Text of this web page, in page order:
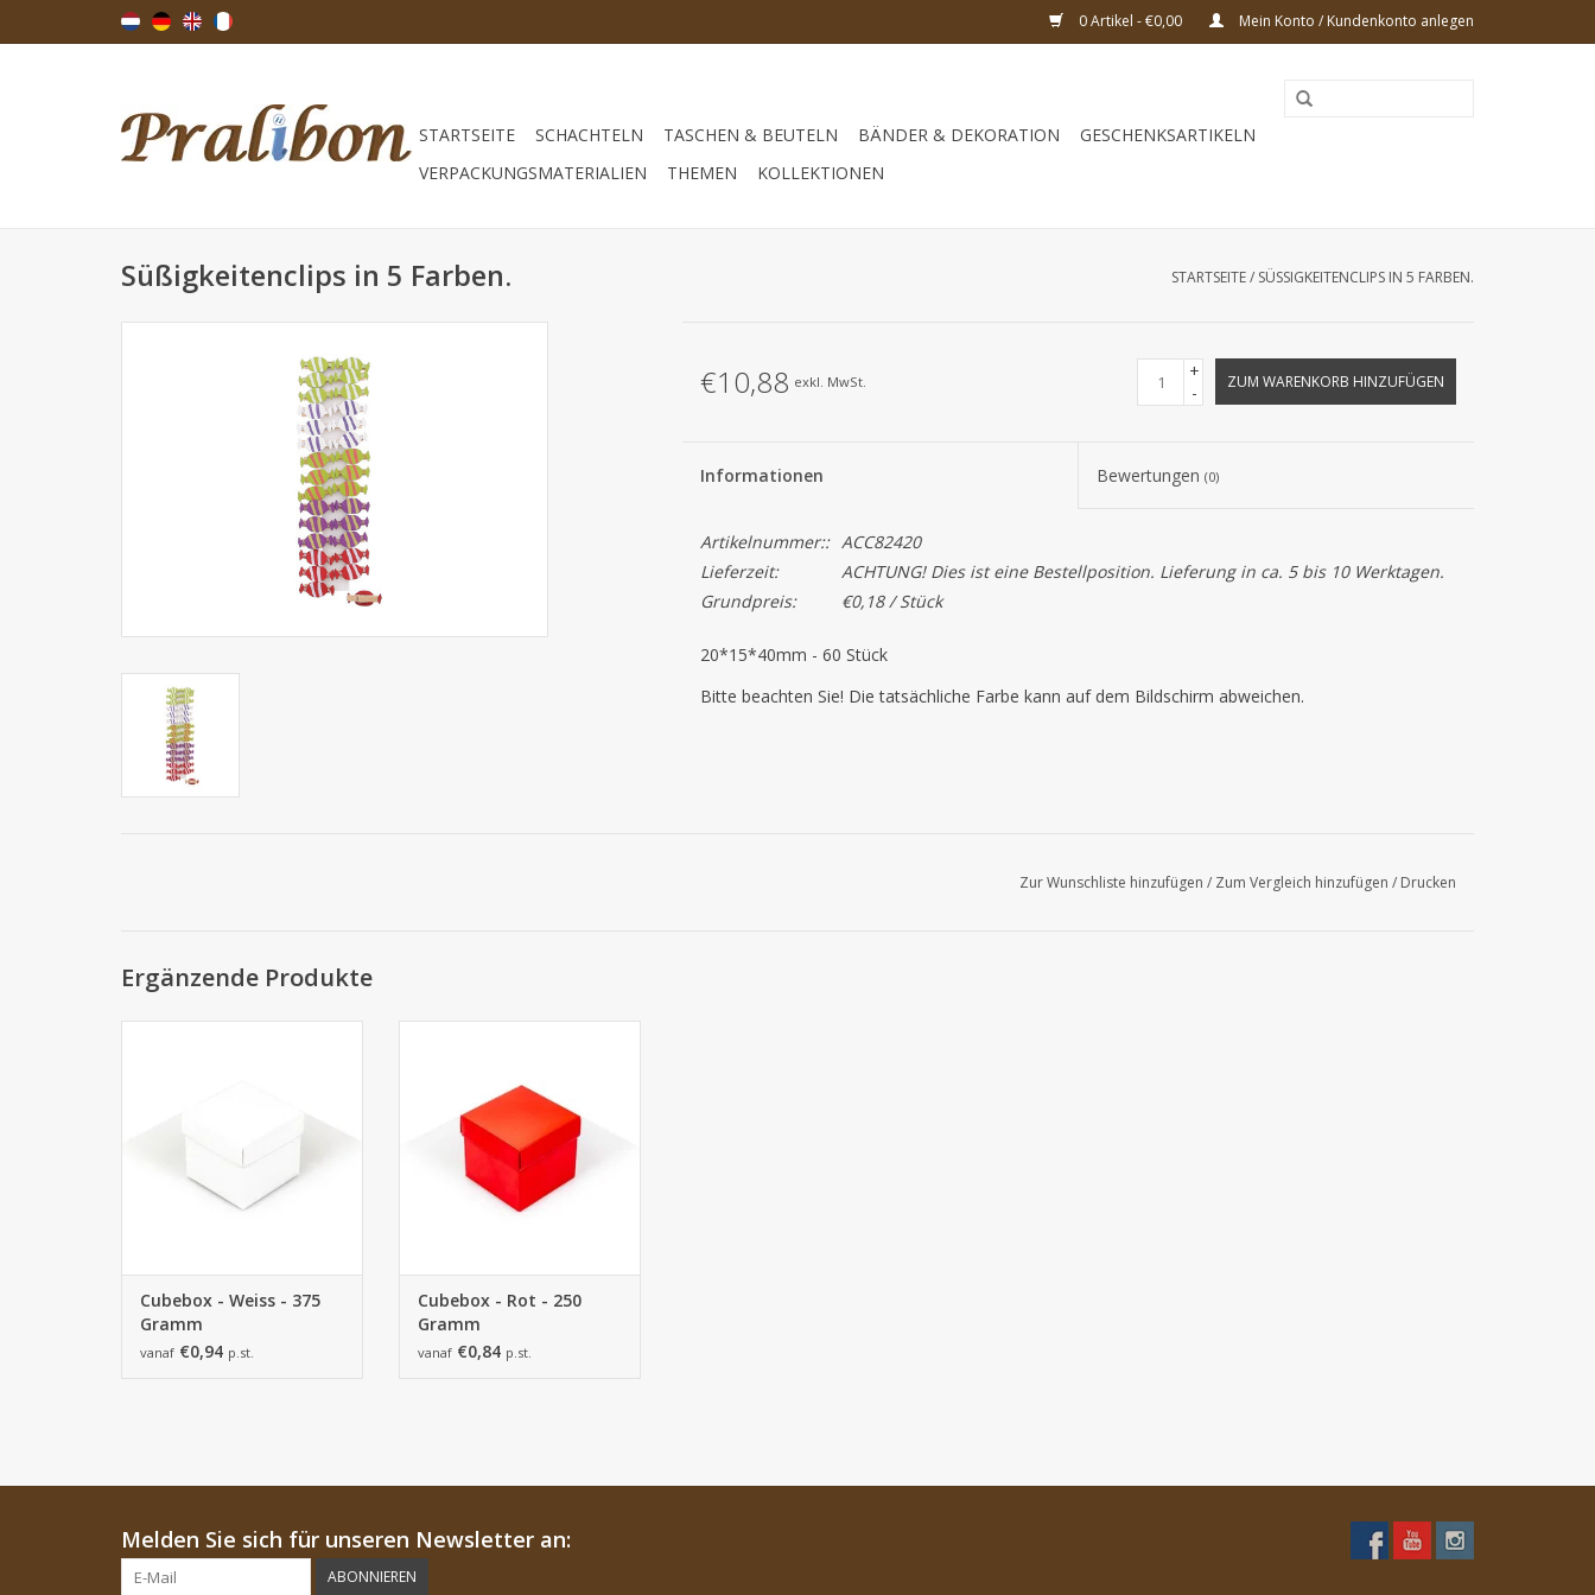
0 Artikel - €0,00 Mein Konto / Kundenkonto anlegen
STARTSEITE SCHACHTELN TASCHEN & BEUTELN BÄNDER & DEKORATION
GESCHENKSARTIKELN
VERPACKUNGSMATERIALIEN
THEMEN KOLLEKTIONEN
Süßigkeitenclips in 5 Farben. STARTSEITE/ SÜSSIGKEITENCLIPS IN 5 FARBEN.
€10,88 exkl. MwSt.
+
-
ZUM WARENKORB HINZUFÜGEN
Informationen Bewertungen(0)
Artikelnummer:: ACC82420
Lieferzeit:
ACHTUNG! Dies ist eine Bestellposition. Lieferung in ca. 5 bis 10 Werktagen.
Grundpreis:
€0,18 / Stück
20*15*40mm - 60 Stück
Bitte beachten Sie! Die tatsächliche Farbe kann auf dem Bildschirm abweichen.
Zur Wunschliste hinzufügen / Zum Vergleich hinzufügen / Drucken
Ergänzende Produkte
Cubebox - Weiss - 375
Gramm
vanaf €0,94 p.st.
ZUM WARENKORB HINZUFÜGEN
Cubebox - Rot - 250
Gramm
vanaf €0,84 p.st.
Melden Sie sich für unseren Newsletter an:
ABONNIEREN